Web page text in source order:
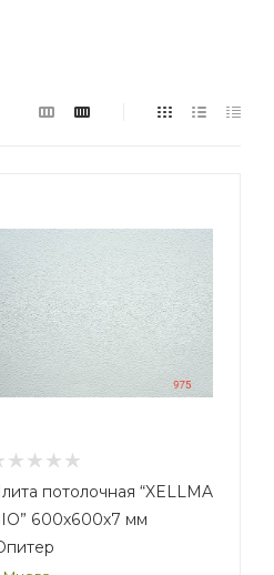
потолочная “XELLMA
600х600х7 мм